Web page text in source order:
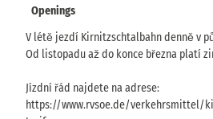
Openings
V létě jezdí Kirnitzschtalbahn denně v
Od listopadu až do konce března platí
Jízdní řád najdete na adrese:
https://www.rvsoe.de/verkehrsmittel/